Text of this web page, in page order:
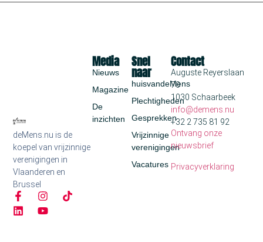
deMens.nu is de
koepel van vrijzinnige
verenigingen in
Vlaanderen en
Brussel
Snel
naar
huisvandeMens
Plechtigheden
Gesprekken
Vrijzinnige
verenigingen
Vacatures
Media
Nieuws
Magazine
De
inzichten
Contact
Auguste Reyerslaan
70
1030 Schaarbeek
info@demens.nu
+32 2 735 81 92
Ontvang onze
nieuwsbrief
Privacyverklaring